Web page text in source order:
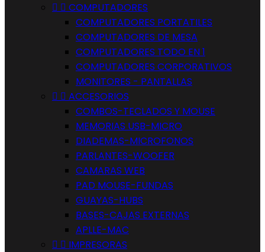
  COMPUTADORES
COMPUTADORES PORTATILES
COMPUTADORES DE MESA
COMPUTADORES TODO EN 1
COMPUTADORES CORPORATIVOS
MONITORES - PANTALLAS
  ACCESORIOS
COMBOS-TECLADOS Y MOUSE
MEMORIAS USB-MICRO
DIADEMAS-MICROFONOS
PARLANTES-WOOFER
CAMARAS WEB
PAD MOUSE-FUNDAS
GUAYAS-HUBS
BASES-CAJAS EXTERNAS
APLLE-MAC
  IMPRESORAS